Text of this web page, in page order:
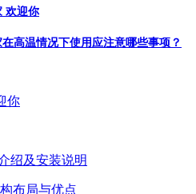
欢迎你
高温情况下使用应注意哪些事项？
你
绍及安装说明
布局与优点